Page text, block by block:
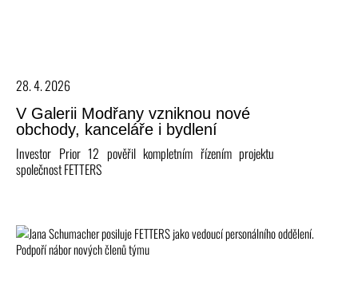
28. 4. 2026
V Galerii Modřany vzniknou nové
obchody, kanceláře i bydlení
Investor Prior 12 pověřil kompletním řízením projektu
společnost FETTERS